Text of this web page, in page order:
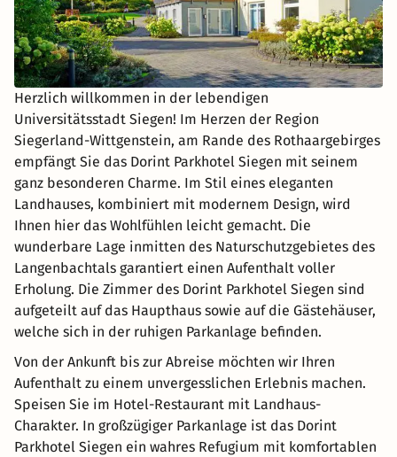
Herzlich willkommen in der lebendigen
Universitätsstadt Siegen! Im Herzen der Region
Siegerland-Wittgenstein, am Rande des Rothaargebirges
empfängt Sie das Dorint Parkhotel Siegen mit seinem
ganz besonderen Charme. Im Stil eines eleganten
Landhauses, kombiniert mit modernem Design, wird
Ihnen hier das Wohlfühlen leicht gemacht. Die
wunderbare Lage inmitten des Naturschutzgebietes des
Langenbachtals garantiert einen Aufenthalt voller
Erholung. Die Zimmer des Dorint Parkhotel Siegen sind
aufgeteilt auf das Haupthaus sowie auf die Gästehäuser,
welche sich in der ruhigen Parkanlage befinden.
Von der Ankunft bis zur Abreise möchten wir Ihren
Aufenthalt zu einem unvergesslichen Erlebnis machen.
Speisen Sie im Hotel-Restaurant mit Landhaus-
Charakter. In großzügiger Parkanlage ist das Dorint
Parkhotel Siegen ein wahres Refugium mit komfortablen